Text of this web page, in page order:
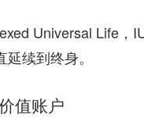
Universal Life
续到终身。
值账户